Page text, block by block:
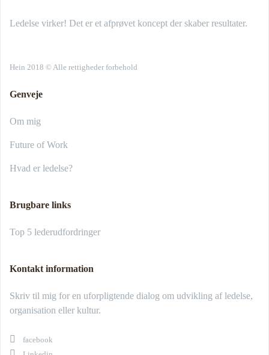
Ledelse virker! Det er et afprøvet koncept der skaber resultater.
Hein 2018 © Alle rettigheder forbehold
Genveje
Om mig
Future of Work
Hvad er ledelse?
Brugbare links
Top 5 lederudfordringer
Kontakt information
Skriv til mig for en uforpligtende dialog om udvikling af ledelse,
organisation eller kultur.
facebook